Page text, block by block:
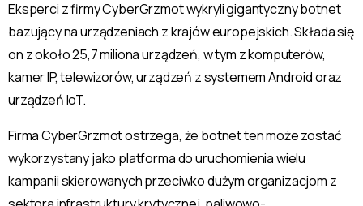
Eksperci z firmy CyberGrzmot wykryli gigantyczny botnet
bazujący na urządzeniach z krajów europejskich. Składa się
on z około 25,7 miliona urządzeń, w tym z komputerów,
kamer IP, telewizorów, urządzeń z systemem Android oraz
urządzeń IoT.
Firma CyberGrzmot ostrzega, że botnet ten może zostać
wykorzystany jako platforma do uruchomienia wielu
kampanii skierowanych przeciwko dużym organizacjom z